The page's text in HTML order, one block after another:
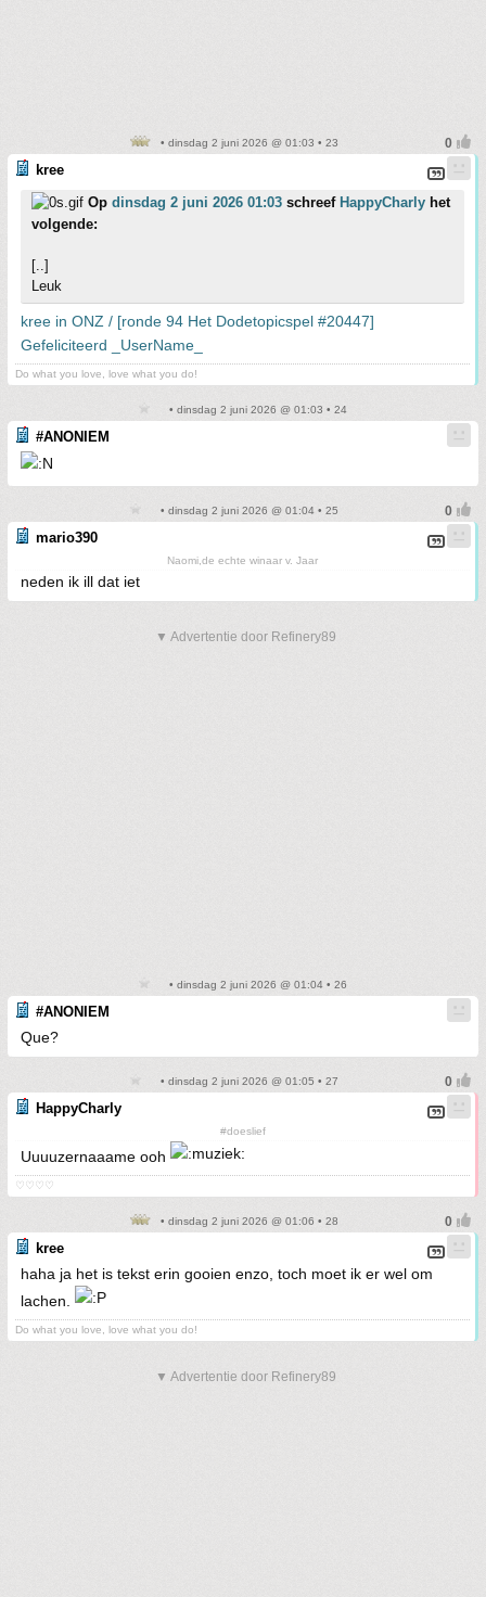
• dinsdag 2 juni 2026 @ 01:03 • 23
kree
Op dinsdag 2 juni 2026 01:03 schreef HappyCharly het
volgende:
[..]
Leuk
kree in ONZ / [ronde 94 Het Dodetopicspel #20447]
Gefeliciteerd _UserName_
Do what you love, love what you do!
• dinsdag 2 juni 2026 @ 01:03 • 24
#ANONIEM
• dinsdag 2 juni 2026 @ 01:04 • 25
mario390
Naomi,de echte winaar v. Jaar
neden ik ill dat iet
▼ Advertentie door Refinery89
• dinsdag 2 juni 2026 @ 01:04 • 26
#ANONIEM
Que?
• dinsdag 2 juni 2026 @ 01:05 • 27
HappyCharly
#doeslief
Uuuuzernaaame ooh
♡♡♡♡
• dinsdag 2 juni 2026 @ 01:06 • 28
kree
haha ja het is tekst erin gooien enzo, toch moet ik er wel om
lachen.
Do what you love, love what you do!
▼ Advertentie door Refinery89